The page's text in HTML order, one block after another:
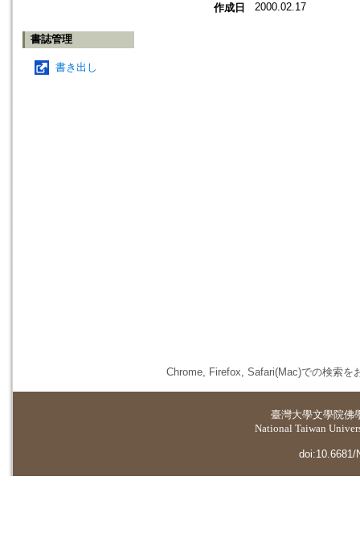
書誌管理
書き出し
作成日 2000.02.17
Chrome, Firefox, Safari(Mac)での検索を
臺灣大學文學院佛
National Taiwan
doi:10.6681/